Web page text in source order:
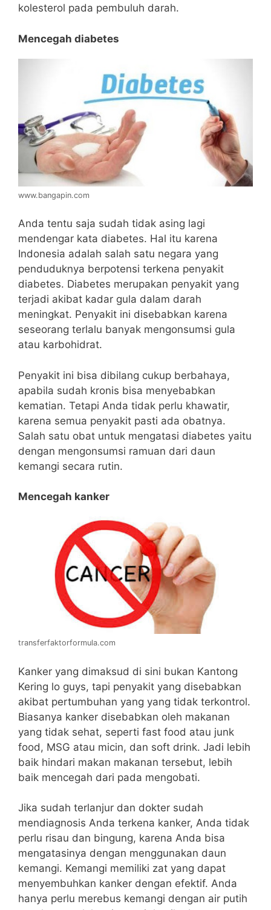
kolesterol pada pembuluh darah.
Mencegah diabetes
www.bangapin.com
Anda tentu saja sudah tidak asing lagi
mendengar kata diabetes. Hal itu karena
Indonesia adalah salah satu negara yang
penduduknya berpotensi terkena penyakit
diabetes. Diabetes merupakan penyakit yang
terjadi akibat kadar gula dalam darah
meningkat. Penyakit ini disebabkan karena
seseorang terlalu banyak mengonsumsi gula
atau karbohidrat.
Penyakit ini bisa dibilang cukup berbahaya,
apabila sudah kronis bisa menyebabkan
kematian. Tetapi Anda tidak perlu khawatir,
karena semua penyakit pasti ada obatnya.
Salah satu obat untuk mengatasi diabetes yaitu
dengan mengonsumsi ramuan dari daun
kemangi secara rutin.
Mencegah kanker
transferfaktorformula.com
Kanker yang dimaksud di sini bukan Kantong
Kering lo guys, tapi penyakit yang disebabkan
akibat pertumbuhan yang yang tidak terkontrol.
Biasanya kanker disebabkan oleh makanan
yang tidak sehat, seperti fast food atau junk
food, MSG atau micin, dan soft drink. Jadi lebih
baik hindari makan makanan tersebut, lebih
baik mencegah dari pada mengobati.
Jika sudah terlanjur dan dokter sudah
mendiagnosis Anda terkena kanker, Anda tidak
perlu risau dan bingung, karena Anda bisa
mengatasinya dengan menggunakan daun
kemangi. Kemangi memiliki zat yang dapat
menyembuhkan kanker dengan efektif. Anda
hanya perlu merebus kemangi dengan air putih